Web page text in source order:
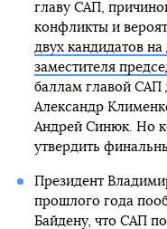
главу САП,
конфликты и
двух кандидатов
заместителя
баллам главой САП
Александр
Андрей Синюк. Но
утвердить
Президент
прошлого года
Байдену, что САП